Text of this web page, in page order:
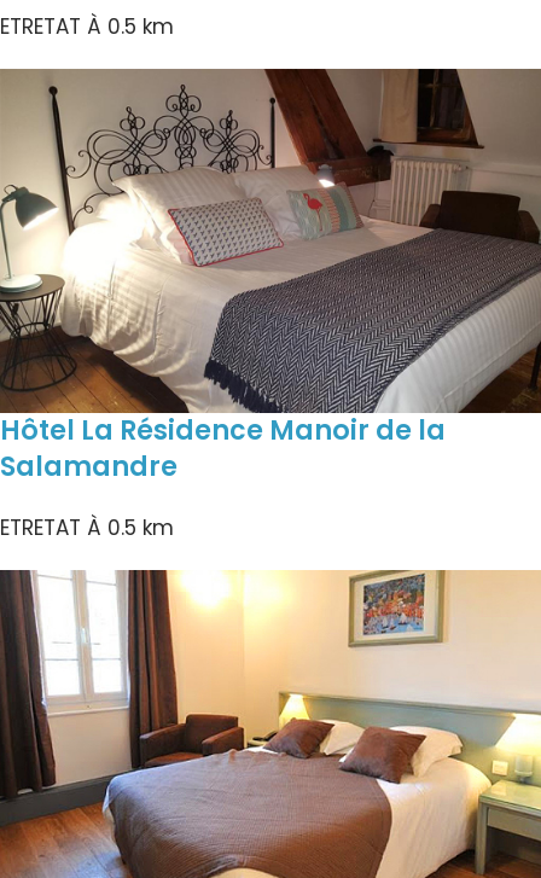
ETRETAT À 0.5 km
Hôtel La Résidence Manoir de la
Salamandre
ETRETAT À 0.5 km